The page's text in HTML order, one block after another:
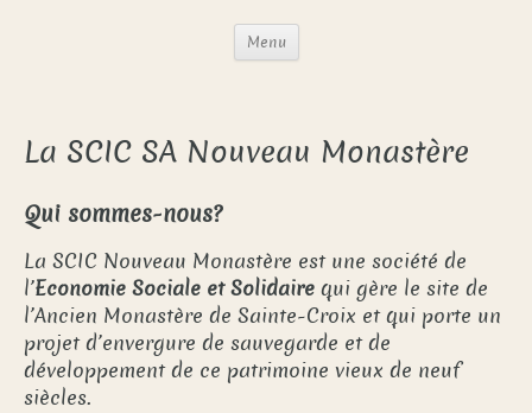
Menu
La SCIC SA Nouveau Monastère
Qui sommes-nous?
La SCIC Nouveau Monastère est une société de
l’Economie Sociale et Solidaire qui gère le site de
l’Ancien Monastère de Sainte-Croix et qui porte un
projet d’envergure de sauvegarde et de
développement de ce patrimoine vieux de neuf
siècles.